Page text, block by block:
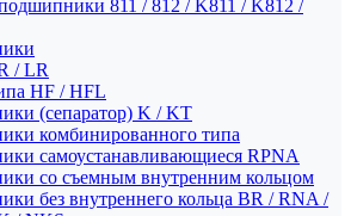
811 / 812 / K811 / K812 /
/ LR
HF / HFL
(сепаратор) K / KT
комбинированного типа
самоустанавливающиеся RPNA
со съемным внутренним кольцом
без внутреннего кольца BR / RNA /